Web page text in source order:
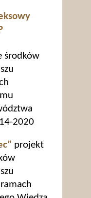
środków
2020
projekt
ramach